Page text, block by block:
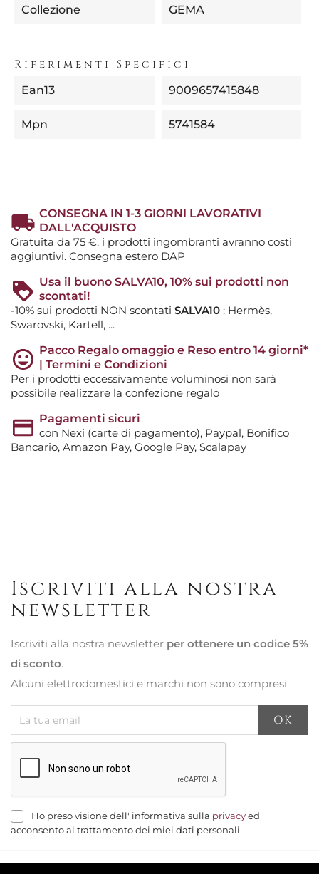
Collezione GEMA
Riferimenti Specifici
Ean13 9009657415848
Mpn 5741584
CONSEGNA IN 1-3 GIORNI LAVORATIVI
DALL'ACQUISTO
Gratuita da 75 €, i prodotti ingombranti avranno costi
aggiuntivi. Consegna estero DAP
Usa il buono SALVA10, 10% sui prodotti non
scontati!
-10% sui prodotti NON scontati SALVA10 : Hermès,
Swarovski, Kartell, ...
Pacco Regalo omaggio e Reso entro 14 giorni*
| Termini e Condizioni
Per i prodotti eccessivamente voluminosi non sarà
possibile realizzare la confezione regalo
Pagamenti sicuri
con Nexi (carte di pagamento), Paypal, Bonifico
Bancario, Amazon Pay, Google Pay, Scalapay
Iscriviti alla nostra
newsletter
Iscriviti alla nostra newsletter per ottenere un codice 5%
di sconto.
Alcuni elettrodomestici e marchi non sono compresi
Ho preso visione dell' informativa sulla privacy ed
acconsento al trattamento dei miei dati personali